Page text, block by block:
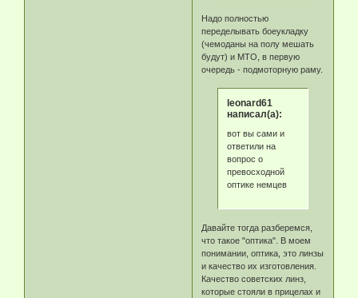
Надо полностью
переделывать боеукладку
(чемоданы на полу мешать
будут) и МТО, в первую
очередь - подмоторную раму.
leonard61
написал(а):
вот вы сами и
ответили на
вопрос о
превосходной
оптике немцев
Давайте тогда разберемся,
что такое "оптика". В моем
понимании, оптика, это линзы
и качество их изготовления.
Качество советских линз,
которые стояли в прицелах и